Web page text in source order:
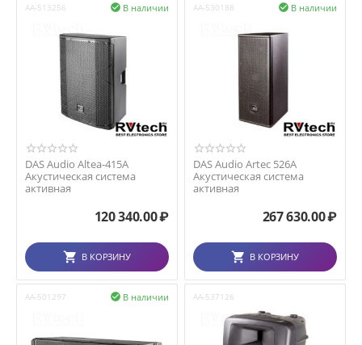
AA-513256 В наличии

DAS Audio Altea-415A
Акустическая система
активная
120 340.00₽
В КОРЗИНУ
AA-530188 В наличии

DAS Audio Artec 526A
Акустическая система
активная
267 630.00₽
В КОРЗИНУ
AA-501297 В наличии
 AA-537126